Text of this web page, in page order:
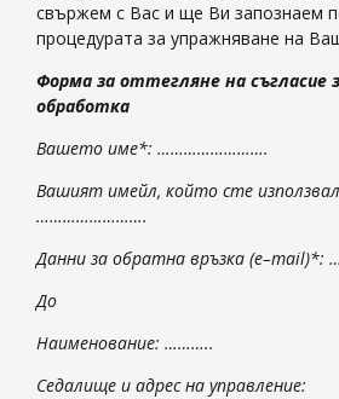
свържем с Вас и ще Ви запознаем
процедурата за упражняване на
Форма за оттегляне на съгласие
обработка
Вашето име*: …………………….
Вашият имейл, който сте
…………………….
Данни за обратна връзка (e–mail)*:
До
Наименование: ………..
Седалище и адрес на управление: